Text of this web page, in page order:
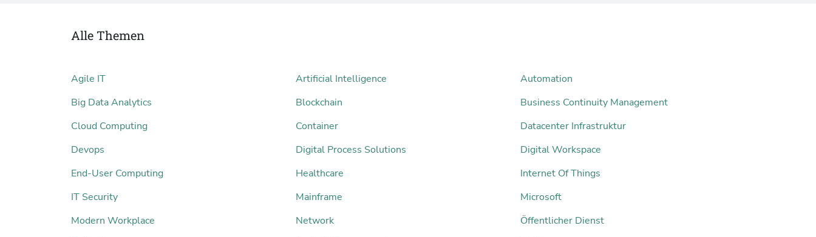
Alle Themen
Agile IT Artificial Intelligence
Automation
Big Data Analytics
Blockchain
Business Continuity Management
Cloud Computing
Container
Datacenter Infrastruktur
Devops
Digital Process Solutions
Digital Workspace
End-User Computing
Healthcare
Internet Of Things
IT Security
Mainframe
Microsoft
Modern Workplace
Network
Öffentlicher Dienst